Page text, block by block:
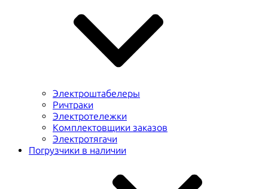
Электроштабелеры
Ричтраки
Электротележки
Комплектовщики заказов
Электротягачи
Погрузчики в наличии